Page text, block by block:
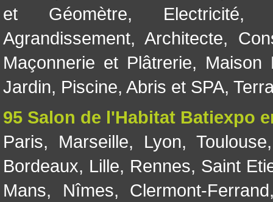
et Géomètre, Electricité
Agrandissement, Architecte,
Maçonnerie et Plâtrerie, Maison
Jardin, Piscine, Abris et SPA,
95 Salon de l'Habitat Batiexpo
Paris, Marseille, Lyon, Toulouse
Bordeaux, Lille, Rennes, Saint
Mans, Nîmes, Clermont-Ferrand